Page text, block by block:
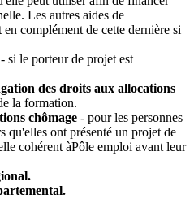
Les autres aides de
complément de cette dernière si
- si le porteur de projet est
des droits aux allocations
la formation.
chômage - pour les personnes
qu'elles ont présenté un projet de
cohérent àPôle emploi avant leur